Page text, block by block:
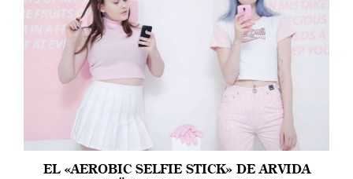
EL «AEROBIC SELFIE STICK» DE ARVIDA